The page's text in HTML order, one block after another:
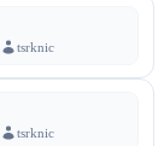
tsrknic
tsrknic